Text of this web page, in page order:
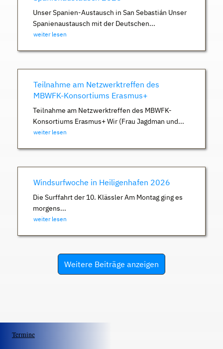
Unser Spanien-Austausch in San Sebastián Unser
Spanienaustausch mit der Deutschen...
weiter lesen
Teilnahme am Netzwerktreffen des
MBWFK-Konsortiums Erasmus+
Teilnahme am Netzwerktreffen des MBWFK-
Konsortiums Erasmus+ Wir (Frau Jagdman und...
weiter lesen
Windsurfwoche in Heiligenhafen 2026
Die Surffahrt der 10. Klässler Am Montag ging es
morgens...
weiter lesen
Weitere Beiträge anzeigen
Termine